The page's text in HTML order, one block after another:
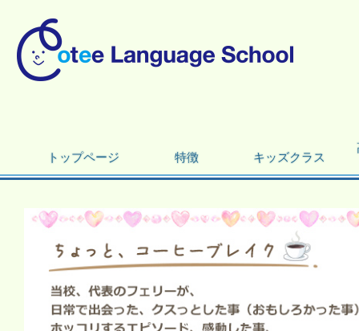
トップページ 特徴 キッズクラス